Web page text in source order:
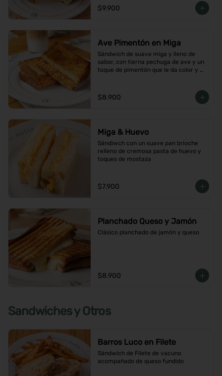
$9.900
Ave Pimentón en Miga
Sándwich de suave miga y lleno de
sabor, con tierna pechuga de ave y un
toque de pimentón que le da color y
$8.900
Miga & Huevo
Sándiwch con un suave pan brioche
relleno de cremosa pasta de huevo y
toques de mostaza
$7.900
Planchado Queso y Jamón
Clásico planchado de jamón y queso
$8.900
Sandwiches y Otros
Barros Luco en Filete
Sándwich de Filete de vacuno
acompañado de queso fundido